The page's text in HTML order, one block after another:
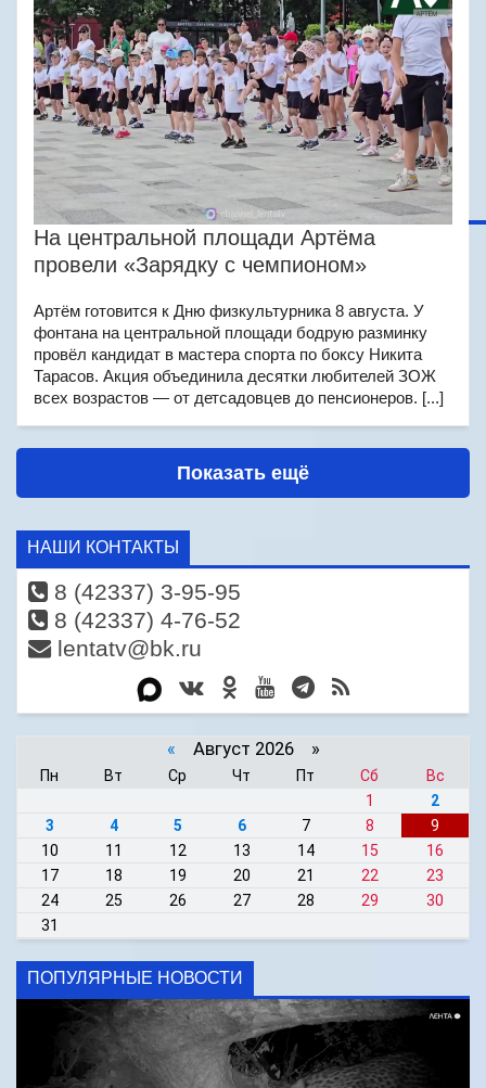
На центральной площади Артёма
провели «Зарядку с чемпионом»
Артём готовится к Дню физкультурника 8 августа. У
фонтана на центральной площади бодрую разминку
провёл кандидат в мастера спорта по боксу Никита
Тарасов. Акция объединила десятки любителей ЗОЖ
всех возрастов — от детсадовцев до пенсионеров. [...]
Показать ещё
НАШИ КОНТАКТЫ
8 (42337) 3-95-95
8 (42337) 4-76-52
lentatv@bk.ru
« Август 2026 »
Пн Вт Ср Чт Пт Сб
Вс
1
2
3
4 5 6 7 8
9
10
11 12 13 14 15
16
17
18 19 20 21 22
23
24
25 26 27 28 29
30
31
ПОПУЛЯРНЫЕ НОВОСТИ